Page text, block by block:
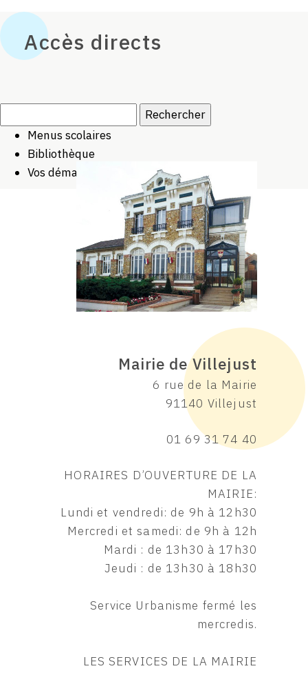
Accès directs
Menus scolaires
Bibliothèque
Vos démarches
Mairie de Villejust
6 rue de la Mairie
91140 Villejust
01 69 31 74 40
HORAIRES D’OUVERTURE DE LA
MAIRIE:
Lundi et vendredi: de 9h à 12h30
Mercredi et samedi: de 9h à 12h
Mardi : de 13h30 à 17h30
Jeudi : de 13h30 à 18h30
Service Urbanisme fermé les
mercredis.
LES SERVICES DE LA MAIRIE